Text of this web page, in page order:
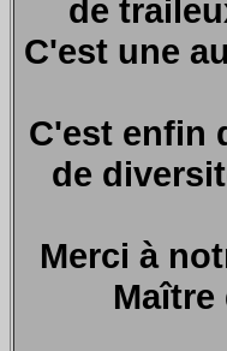
de
C'est une
C'est enfin
de
Merci à